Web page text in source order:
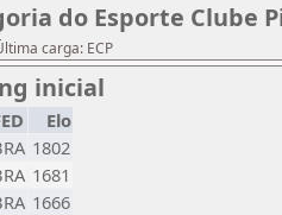
do Esporte Clube
carga: ECP
inicial
Elo
1802
1681
1666